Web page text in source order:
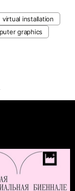
virtual installation
graphics